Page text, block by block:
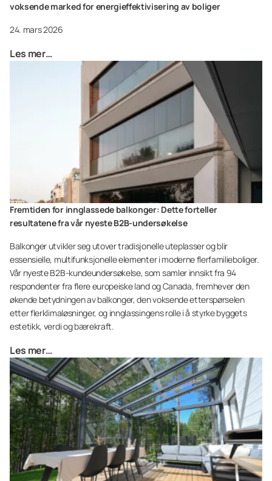
voksende marked for energieffektivisering av boliger
24. mars 2026
Les mer…
Fremtiden for innglassede balkonger: Dette forteller
resultatene fra vår nyeste B2B-undersøkelse
Balkonger utvikler seg utover tradisjonelle uteplasser og blir
essensielle, multifunksjonelle elementer i moderne flerfamilieboliger.
Vår nyeste B2B-kundeundersøkelse, som samler innsikt fra 94
respondenter fra flere europeiske land og Canada, fremhever den
økende betydningen av balkonger, den voksende etterspørselen
etter flerklimaløsninger, og innglassingens rolle i å styrke byggets
estetikk, verdi og bærekraft.
Les mer…